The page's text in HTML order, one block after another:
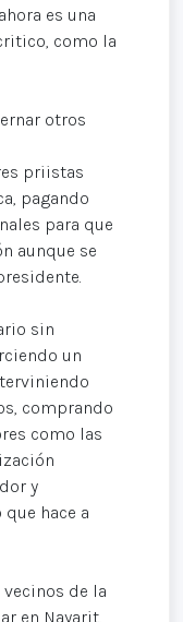
es una
como la
otros
priistas
pagando
para que
aunque se
sin
un
comprando
como las
y
hace a
de la
en Nayarit,